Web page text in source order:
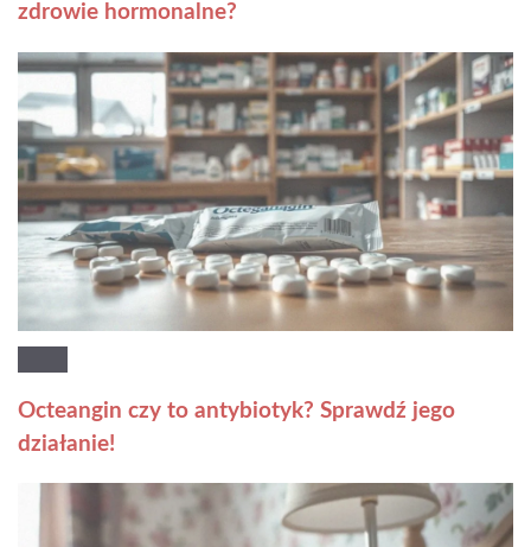
zdrowie hormonalne?
Octeangin czy to antybiotyk? Sprawdź jego
działanie!